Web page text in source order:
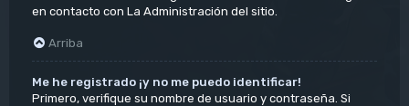
en contacto con La Administración del sitio.
Arriba
Me he registrado ¡y no me puedo identificar!
Primero, verifique su nombre de usuario y contraseña. Si